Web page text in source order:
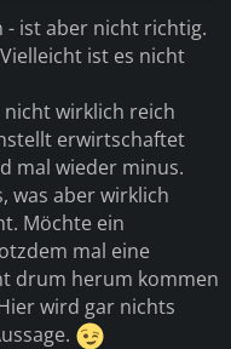
- ist aber nicht richtig.
ist es nicht
nicht wirklich reich
erwirtschaftet
mal wieder minus.
was aber wirklich
Möchte ein
mal eine
drum herum kommen
wird gar nichts